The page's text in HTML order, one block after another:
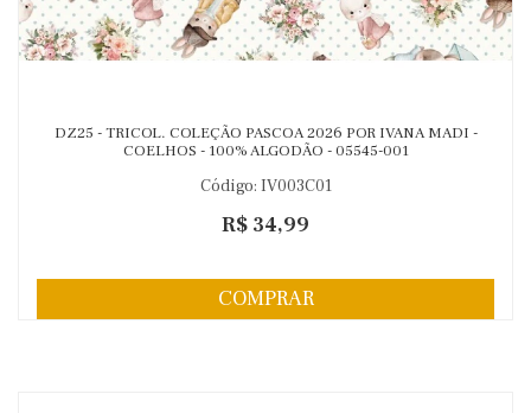
DZ25 - TRICOL. COLEÇÃO PASCOA 2026 POR IVANA MADI -
COELHOS - 100% ALGODÃO - 05545-001
Código: IV003C01
R$ 34,99
COMPRAR